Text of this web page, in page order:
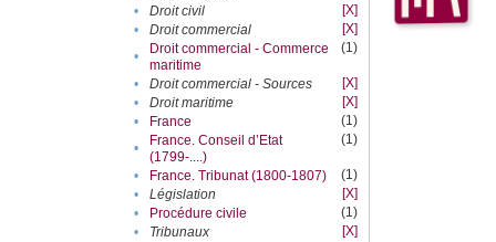
•
Droit civil
[X]
•
Droit commercial
[X]
•
Droit commercial - Commerce
maritime
(1)
• Droit commercial - Sources
[X]
•
Droit maritime
[X]
•
France
(1)
•
France. Conseil d’Etat
(1799-....)
(1)
• France. Tribunat (1800-1807)
(1)
•
Législation
[X]
•
Procédure civile
(1)
•
Tribunaux
[X]